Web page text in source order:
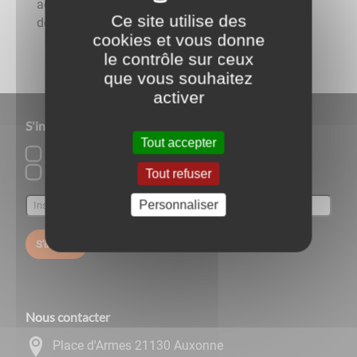
activement à la vie de la commune. Pour cela,
des conseils de ...
S'inscrire à notre newsletter
Cinéma l'Empire
Lettre d'information par défaut
S'inscrire
Nous contacter
Place d'Armes 21130 Auxonne
Ce site utilise des
cookies et vous donne
le contrôle sur ceux
que vous souhaitez
activer
Tout accepter
Tout refuser
Personnaliser